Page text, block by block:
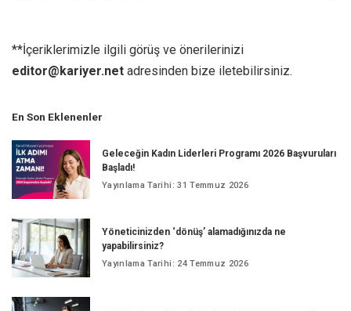
**İçeriklerimizle ilgili görüş ve önerilerinizi
editor@kariyer.net adresinden bize iletebilirsiniz.
En Son Eklenenler
Geleceğin Kadın Liderleri Programı 2026 Başvuruları
Başladı!
Yayınlama Tarihi: 31 Temmuz 2026
Yöneticinizden ‘dönüş’ alamadığınızda ne
yapabilirsiniz?
Yayınlama Tarihi: 24 Temmuz 2026